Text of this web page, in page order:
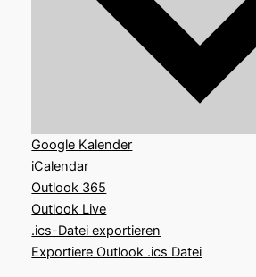
Google Kalender
iCalendar
Outlook 365
Outlook Live
.ics-Datei exportieren
Exportiere Outlook .ics Datei